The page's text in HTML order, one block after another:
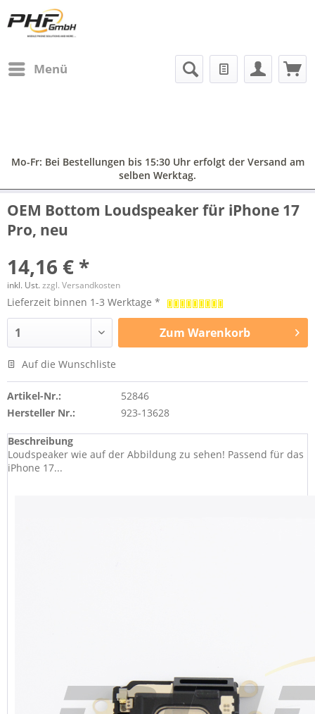
Menü
Mo-Fr: Bei Bestellungen bis 15:30 Uhr erfolgt der Versand am
selben Werktag.
OEM Bottom Loudspeaker für iPhone 17
Pro, neu
14,16 € *
inkl. Ust.zzgl. Versandkosten
Lieferzeit binnen 1-3 Werktage *
Zum Warenkorb
Auf die Wunschliste
Artikel-Nr.:
52846
Hersteller Nr.:
923-13628
Beschreibung
Loudspeaker wie auf der Abbildung zu sehen! Passend für das
iPhone 17...